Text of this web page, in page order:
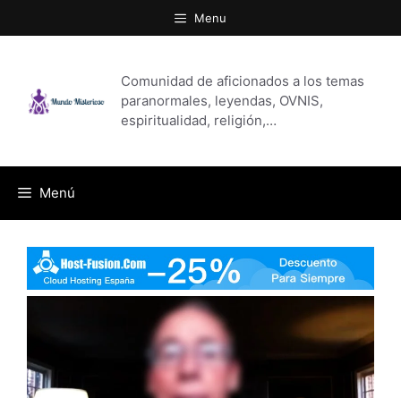
al
Menu
Comunidad de aficionados a los temas
paranormales, leyendas, OVNIS,
espiritualidad, religión,…
Menú